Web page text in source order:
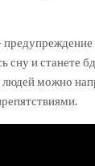
сну и станете
можно